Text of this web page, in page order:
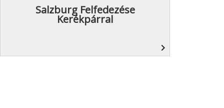
Salzburg Felfedezése
Kerékpárral
navigate_next